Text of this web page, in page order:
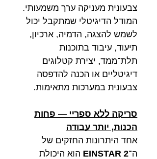
צבעונית מעניקה ערך משמעותי.
המודל הדיגיטלי שמתקבל יכול
לשמש להצגה, הדמיה, ארכיון,
תיעוד, עיבוד בתוכנות
תלת־ממד, יצירת קטלוגים
דיגיטליים או הכנה להדפסה
צבעונית במערכות מתאימות.
סריקה ללא ספריי — פחות
הכנות, יותר עבודה
אחד היתרונות החזקים של
ה־EINSTAR 2 הוא היכולת